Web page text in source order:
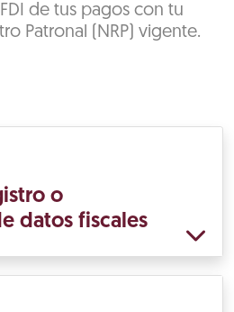
de tus pagos con tu
Patronal (NRP) vigente.
o
datos fiscales